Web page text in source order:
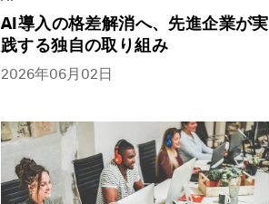
AI導入の格差解消へ、先進企業が実
践する独自の取り組み
2026年06月02日